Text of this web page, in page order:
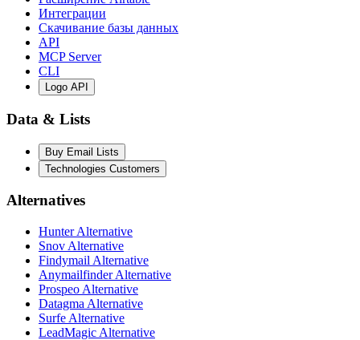
Интеграции
Скачивание базы данных
API
MCP Server
CLI
Logo API
Data & Lists
Buy Email Lists
Technologies Customers
Alternatives
Hunter Alternative
Snov Alternative
Findymail Alternative
Anymailfinder Alternative
Prospeo Alternative
Datagma Alternative
Surfe Alternative
LeadMagic Alternative